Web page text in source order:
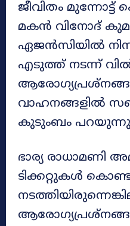
ജീവിതം
മകൻ വിനോദ്
ഏജൻസിയിൽ
എടുത്ത് നടന്ന്
വാഹനങ്ങളിൽ
കുടുംബം
ഭാര്യ രാധാമണി
ടിക്കറ്റുകൾ